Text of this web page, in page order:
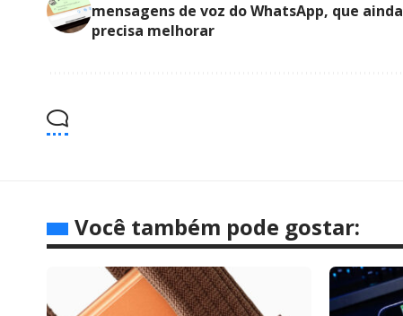
mensagens de voz do WhatsApp, que ainda
precisa melhorar
Você também pode gostar: